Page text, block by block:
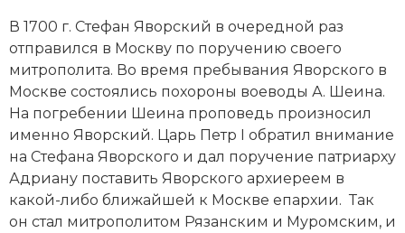
Политическая история
Революции и народные движения
Религия и церковь
Россия
Северная Америка
Социально-экономическая история
В 1700 г. Стефан Яворский в очередной раз
отправился в Москву по поручению своего
митрополита. Во время пребывания Яворского в
Москве состоялись похороны воеводы А. Шеина.
На погребении Шеина проповедь произносил
именно Яворский. Царь Петр I обратил внимание
на Стефана Яворского и дал поручение патриарху
Адриану поставить Яворского архиереем в
какой-либо ближайшей к Москве епархии. Так
он стал митрополитом Рязанским и Муромским, и